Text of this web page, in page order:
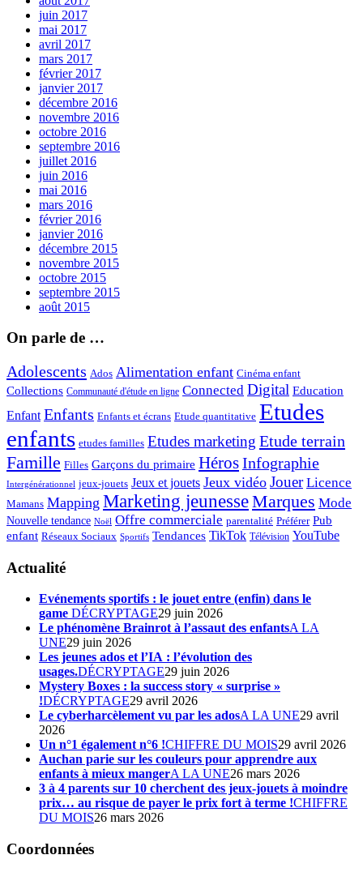
juin 2017
mai 2017
avril 2017
mars 2017
février 2017
janvier 2017
décembre 2016
novembre 2016
octobre 2016
septembre 2016
juillet 2016
juin 2016
mai 2016
mars 2016
février 2016
janvier 2016
décembre 2015
novembre 2015
octobre 2015
septembre 2015
août 2015
On parle de …
Adolescents Ados Alimentation enfant Cinéma enfant
Collections Communauté d'étude en ligne Connected Digital Education
Enfant Enfants Enfants et écrans Etude quantitative Etudes
enfants etudes familles Etudes marketing Etude terrain
Famille Filles Garçons du primaire HérosInfographie
Intergénérationnel jeux-jouets Jeux et jouets Jeux vidéo Jouer Licence
Mamans Mapping Marketing jeunesseMarques Mode
Nouvelle tendance Noël Offre commerciale parentalité Préférer Pub
enfant Réseaux Sociaux Sportifs Tendances TikTok Télévision YouTube
Actualité
Evénements sportifs : le jouet entre (enfin) dans le
game DÉCRYPTAGE29 juin 2026
Le phénomène Brainrot à l’assaut des enfantsA LA
UNE29 juin 2026
Les jeunes ados et l’IA : l’évolution des
usages.DÉCRYPTAGE29 juin 2026
Mystery Boxes : la success story « surprise »
!DÉCRYPTAGE29 avril 2026
Le cyberharcèlement vu par les adosA LA UNE29 avril
2026
Un n°1 également n°6 !CHIFFRE DU MOIS29 avril 2026
Auchan parie sur les couleurs pour apprendre aux
enfants à mieux mangerA LA UNE26 mars 2026
3 à 4 parents sur 10 cherchent des jeux-jouets à moindre
prix… au risque de payer le prix fort à terme !CHIFFRE
DU MOIS26 mars 2026
Coordonnées